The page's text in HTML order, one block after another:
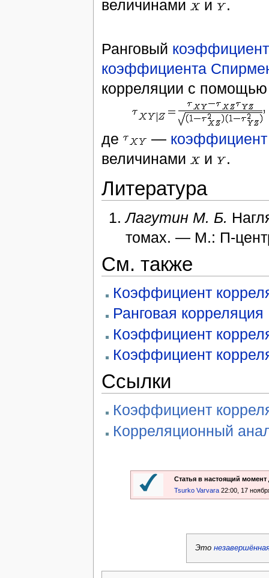
величинами
и .
Ранговый
коэффициента
корреляции с
де —
величинами
и .
Литература
Лагутин М. Б.
томах. — М.: П-
См. также
Коэффициент
Ранговая корреляция
Коэффициент
Коэффициент
Ссылки
Коэффициент
Корреляционный
Статья в настоящий момент
Tsurko Varvara 22:00, 17
Это